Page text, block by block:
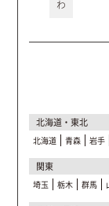
わ
北海道・東北
北海道 青森 岩手
関東
埼玉 栃木 群馬